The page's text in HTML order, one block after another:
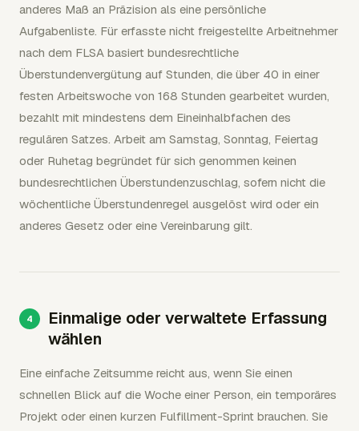
anderes Maß an Präzision als eine persönliche
Aufgabenliste. Für erfasste nicht freigestellte Arbeitnehmer
nach dem FLSA basiert bundesrechtliche
Überstundenvergütung auf Stunden, die über 40 in einer
festen Arbeitswoche von 168 Stunden gearbeitet wurden,
bezahlt mit mindestens dem Eineinhalbfachen des
regulären Satzes. Arbeit am Samstag, Sonntag, Feiertag
oder Ruhetag begründet für sich genommen keinen
bundesrechtlichen Überstundenzuschlag, sofern nicht die
wöchentliche Überstundenregel ausgelöst wird oder ein
anderes Gesetz oder eine Vereinbarung gilt.
Einmalige oder verwaltete Erfassung
wählen
Eine einfache Zeitsumme reicht aus, wenn Sie einen
schnellen Blick auf die Woche einer Person, ein temporäres
Projekt oder einen kurzen Fulfillment-Sprint brauchen. Sie